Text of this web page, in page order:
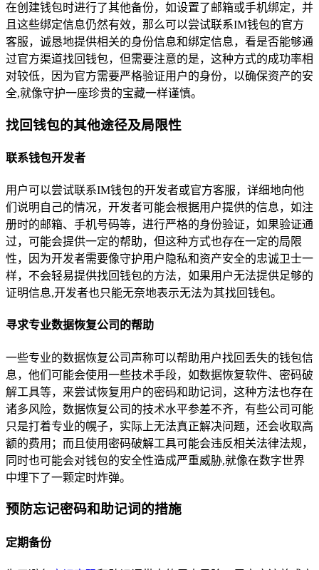
在创建钱包时进行了其他备份，如设置了邮箱或手机绑定，并
且这些绑定信息仍然有效，那么可以尝试联系IM钱包的官方
客服，诚恳地提供相关的身份信息和绑定信息，看是否能够通
过官方渠道找回钱包，但需要注意的是，这种方式的成功率相
对较低，因为官方需要严格验证用户的身份，以确保资产的安
全,就像守护一座珍贵的宝藏一样谨慎。
找回钱包的其他途径及局限性
联系钱包开发者
用户可以尝试联系IM钱包的开发者或官方客服，详细地向他
们说明自己的情况，开发者可能会根据用户提供的信息，如注
册时的邮箱、手机号码等，进行严格的身份验证，如果验证通
过，可能会提供一定的帮助，但这种方式也存在一定的局限
性，因为开发者需要像守护用户隐私和资产安全的忠诚卫士一
样，不会轻易提供找回钱包的方法，如果用户无法提供足够的
证明信息,开发者也只能无奈地表示无法为其找回钱包。
寻求专业数据恢复公司的帮助
一些专业的数据恢复公司声称可以帮助用户找回丢失的钱包信
息，他们可能会使用一些技术手段，如数据恢复软件、密码破
解工具等，来尝试恢复用户的密码和助记词，这种方法也存在
诸多风险，数据恢复公司的技术水平参差不齐，有些公司可能
只是打着专业的幌子，实际上无法真正解决问题，还会收取高
额的费用；而且使用密码破解工具可能会违反相关法律法规，
同时也可能会对钱包的安全性造成严重威胁,就像在数字世界
中埋下了一颗定时炸弹。
预防忘记密码和助记词的措施
定期备份